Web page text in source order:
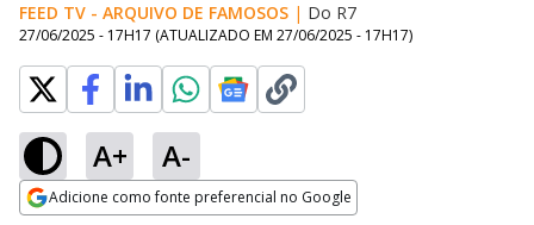
FEED TV - ARQUIVO DE FAMOSOS | Do R7
27/06/2025 - 17H17 (ATUALIZADO EM 27/06/2025 - 17H17)
A+ A-
Adicione como fonte preferencial no Google